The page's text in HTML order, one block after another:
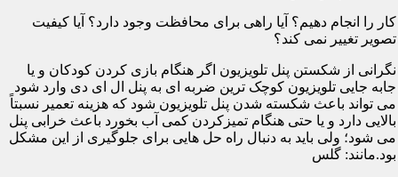
کار را انجام دهیم؟ آیا راهی برای محافظت وجود دارد؟ آیا کیفیت
تصویر تغییر نمی کند؟
نگرانی از شکستن پنل تلویزیون اگر هنگام بازی کردن کودکان و یا
جابه جایی تلویزیون کوچک ترین ضربه ای به پنل ال ای دی وارد شود
می تواند باعث شکسته شدن پنل تلویزیون شود که هزینه تعمیر نسبتاً
بالایی دارد و یا حتی هنگام تمیزکردن کمی آب بخورد باعث خرابی پنل
می شود؛ ولی باید به دنبال راه حل هایی برای جلوگیری از این مشکل
بود.مانند: گلس